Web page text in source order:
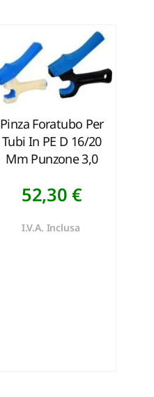
Pinza Foratubo Per
Tubi In PE D 16/20
Mm Punzone 3,0
52,30€
I.V.A. Inclusa